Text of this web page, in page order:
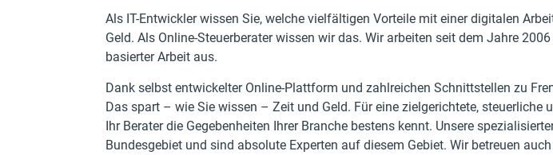
Als IT-Entwickler wissen Sie, welche vielfältigen Vorteile mit einer digitalen
Geld. Als Online-Steuerberater wissen wir das. Wir arbeiten seit dem Jahre
basierter Arbeit aus.
Dank selbst entwickelter Online-Plattform und zahlreichen Schnittstellen zu
Das spart – wie Sie wissen – Zeit und Geld. Für eine zielgerichtete,
Ihr Berater die Gegebenheiten Ihrer Branche bestens kennt. Unsere
Bundesgebiet und sind absolute Experten auf diesem Gebiet. Wir betreuen